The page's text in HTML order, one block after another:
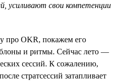
усиливают свои компетенции
про OKR, покажем его
и ритмы. Сейчас лето —
сессий. К сожалению,
стратсессий затапливает